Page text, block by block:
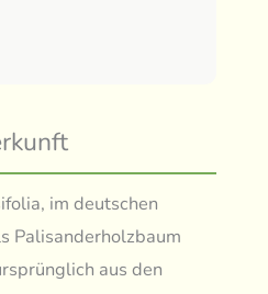
im deutschen
Palisanderholzbaum
aus den